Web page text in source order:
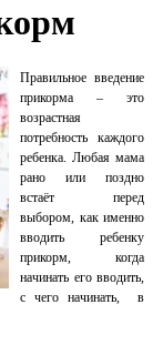
Правильное введение
прикорма – это
возрастная
потребность каждого
ребенка. Любая мама
рано или поздно
встаёт перед
выбором, как именно
вводить ребенку
прикорм, когда
начинать его вводить,
с чего начинать, в